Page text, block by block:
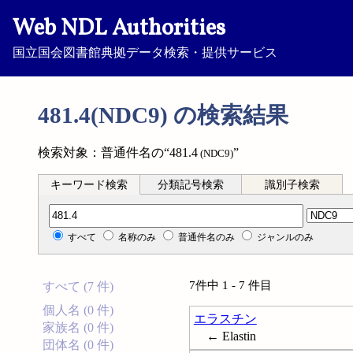
Web NDL Authorities
国立国会図書館典拠データ検索・提供サービス
481.4(NDC9) の検索結果
検索対象：普通件名の“481.4 (NDC9)”
キーワード検索 分類記号検索 識別子検索
分類記号検索
すべて 名称のみ 普通件名のみ ジャンルのみ
すべて (7 件)
個人名 (0 件)
家族名 (0 件)
団体名 (0 件)
7件中 1 - 7 件目
エラスチン
← Elastin